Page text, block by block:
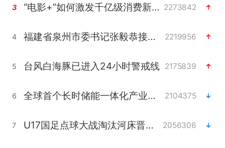
3 “电影+”如何激发千亿级消费新活力？ 2273842
4 福建省泉州市委书记张毅恭接受纪律审查和监察调查 2219956
5 台风白海豚已进入24小时警戒线 2175839
6 全球首个长时储能一体化产业园量产 2104375
7 U17国足点球大战淘汰河床晋级决赛 2056306